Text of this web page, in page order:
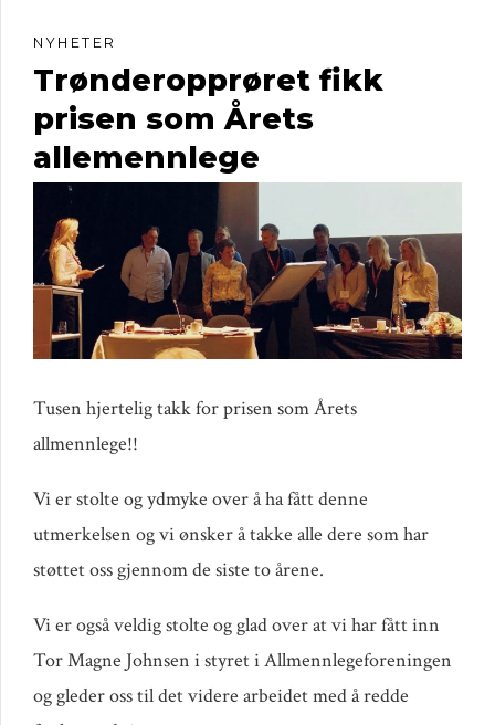
NYHETER
Trønderopprøret fikk
prisen som Årets
allemennlege
Tusen hjertelig takk for prisen som Årets
allmennlege!!
Vi er stolte og ydmyke over å ha fått denne
utmerkelsen og vi ønsker å takke alle dere som har
støttet oss gjennom de siste to årene.
Vi er også veldig stolte og glad over at vi har fått inn
Tor Magne Johnsen i styret i Allmennlegeforeningen
og gleder oss til det videre arbeidet med å redde